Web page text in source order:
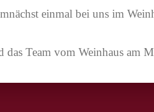
einmal bei uns im
das Team vom Weinhaus am